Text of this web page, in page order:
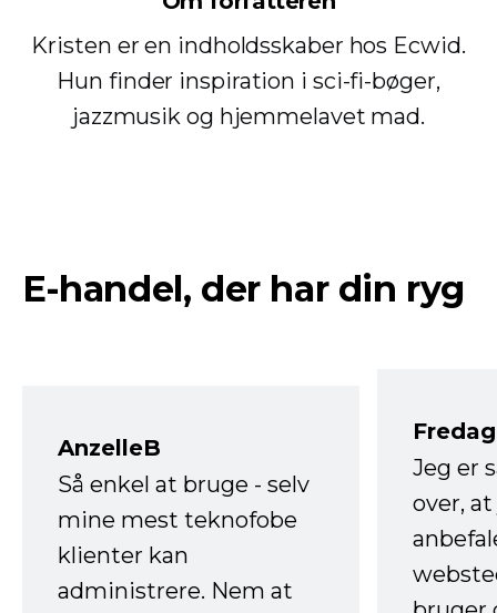
Kristen er en indholdsskaber hos Ecwid.
Hun finder inspiration i sci-fi-bøger,
jazzmusik og hjemmelavet mad.
E-handel, der har din ryg
AnzelleB
Så enkel at bruge - selv
mine mest teknofobe
klienter kan
administrere. Nem at
Jeg er
over,